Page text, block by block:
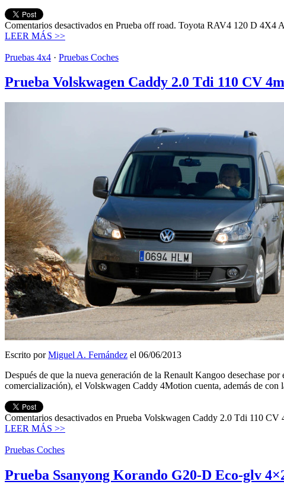
Comentarios desactivados en Prueba off road. Toyota RAV4 120 D 4X4
LEER MÁS >>
Pruebas 4x4 · Pruebas Coches
Prueba Volskwagen Caddy 2.0 Tdi 110 CV
Escrito porMiguel A. Fernández el 06/06/2013
Después de que la nueva generación de la Renault Kangoo desechase
comercialización), el Volskwagen Caddy 4Motion cuenta, además de
Comentarios desactivados en Prueba Volskwagen Caddy 2.0 Tdi 110 CV
LEER MÁS >>
Pruebas Coches
Prueba Ssanyong Korando G20-D Eco-glv